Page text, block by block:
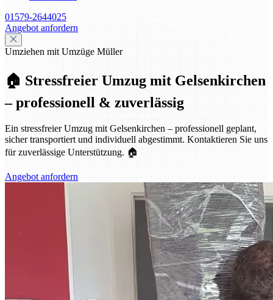
01579-2644025
Angebot anfordern
Umziehen mit Umzüge Müller
🏠 Stressfreier Umzug mit Gelsenkirchen
– professionell & zuverlässig
Ein stressfreier Umzug mit Gelsenkirchen – professionell geplant,
sicher transportiert und individuell abgestimmt. Kontaktieren Sie uns
für zuverlässige Unterstützung. 🏠
Angebot anfordern